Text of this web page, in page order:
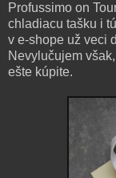
Profussimo on
chladiacu tašku i
v e-shope už veci
Nevylučujem
ešte kúpite.